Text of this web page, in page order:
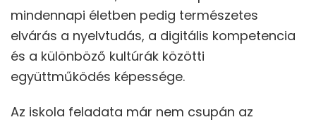
mindennapi életben pedig természetes
elvárás a nyelvtudás, a digitális kompetencia
és a különböző kultúrák közötti
együttműködés képessége.
Az iskola feladata már nem csupán az